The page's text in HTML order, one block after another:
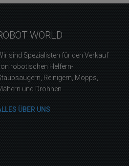
WORLD
sind Spezialisten für den Verkauf
robotischen Helfern-
Reinigern, Mopps,
und Drohnen
ÜBER UNS